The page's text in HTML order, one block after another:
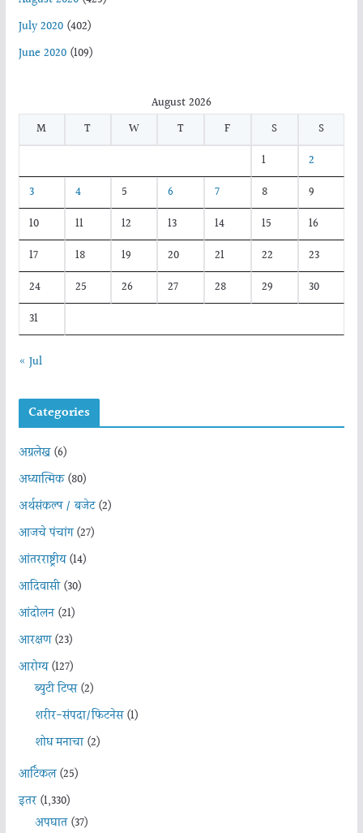
July 2020(402)
June 2020(109)
August 2026
M
T W T F S
S
1
2
3
4 5 6 7 8
9
10
11 12 13 14 15
16
17
18 19 20 21 22
23
24
25 26 27 28 29
30
31
« Jul
Categories
अग्रलेख(6)
अध्यात्मिक(80)
अर्थसंकल्प / बजेट(2)
आजचे पंचांग(27)
आंतरराष्ट्रीय(14)
आदिवासी(30)
आंदोलन(21)
आरक्षण(23)
आरोग्य(127)
ब्युटी टिप्स(2)
शरीर-संपदा/फिटनेस(1)
शोध मनाचा(2)
आर्टिकल(25)
इतर(1,330)
अपघात(37)